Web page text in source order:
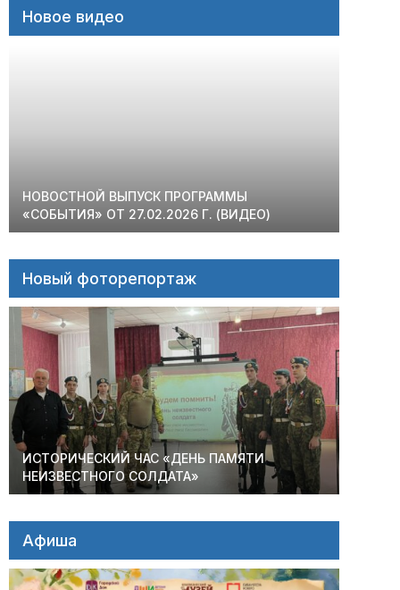
Новое видео
НОВОСТНОЙ ВЫПУСК ПРОГРАММЫ
«СОБЫТИЯ» ОТ 27.02.2026 Г. (ВИДЕО)
Новый фоторепортаж
ИСТОРИЧЕСКИЙ ЧАС «ДЕНЬ ПАМЯТИ
НЕИЗВЕСТНОГО СОЛДАТА»
Афиша